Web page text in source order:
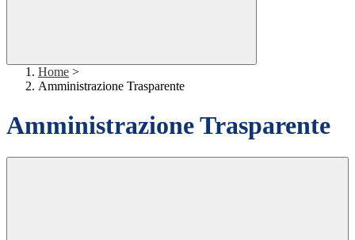
Home >
Amministrazione Trasparente
Amministrazione Trasparente